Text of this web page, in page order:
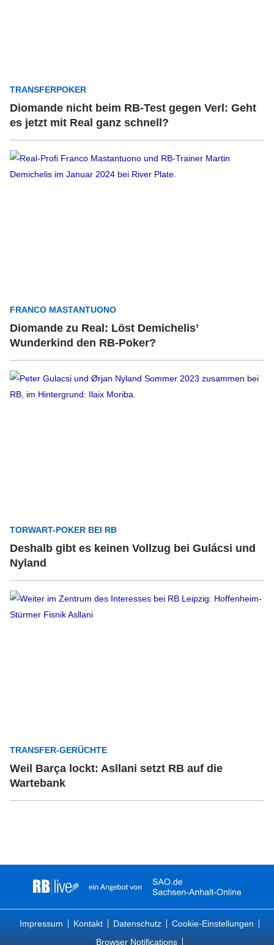
TRANSFERPOKER
Diomande nicht beim RB-Test gegen Verl: Geht
es jetzt mit Real ganz schnell?
FRANCO MASTANTUONO
Diomande zu Real: Löst Demichelis’
Wunderkind den RB-Poker?
TORWART-POKER BEI RB
Deshalb gibt es keinen Vollzug bei Gulácsi und
Nyland
TRANSFER-GERÜCHTE
Weil Barça lockt: Asllani setzt RB auf die
Wartebank
Impressum Kontakt Datenschutz
Cookie-Einstellungen
Browser Notifications